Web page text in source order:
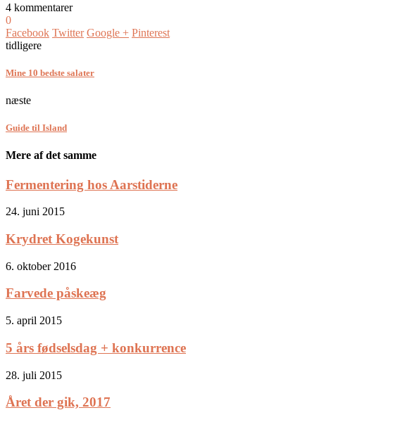
4 kommentarer
0
Facebook Twitter Google + Pinterest
tidligere
Mine 10 bedste salater
næste
Guide til Island
Mere af det samme
Fermentering hos Aarstiderne
24. juni 2015
Krydret Kogekunst
6. oktober 2016
Farvede påskeæg
5. april 2015
5 års fødselsdag + konkurrence
28. juli 2015
Året der gik, 2017